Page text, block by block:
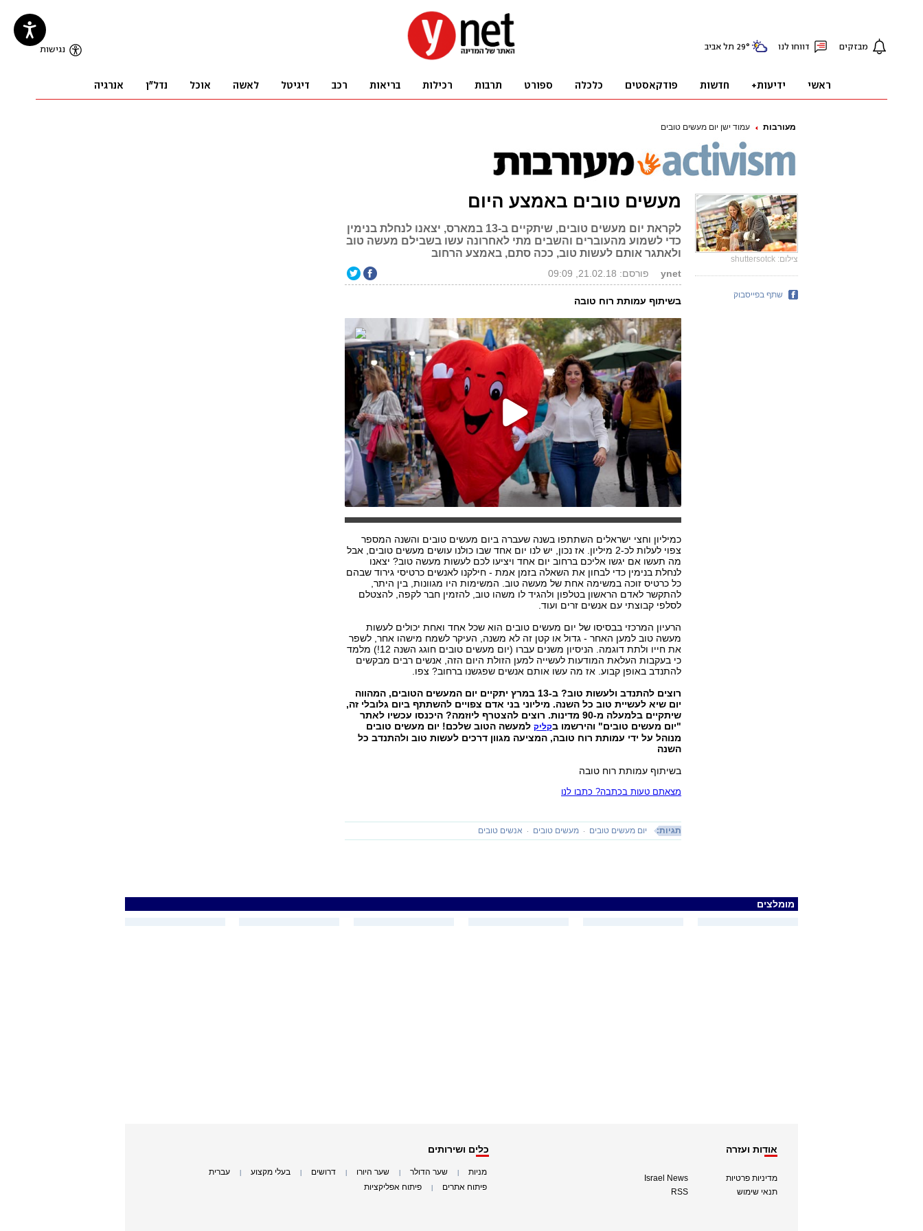
מעורבות עמוד ישן יום מעשים טובים
מעשים טובים באמצע היום
לקראת יום מעשים טובים, שיתקיים ב-13 במארס, יצאנו לנחלת בנימין
כדי לשמוע מהעוברים והשבים מתי לאחרונה עשו בשבילם מעשה טוב
ולאתגר אותם לעשות טוב, ככה סתם, באמצע הרחוב
ynet פורסם: 21.02.18, 09:09
בשיתוף עמותת רוח טובה
כמיליון וחצי ישראלים השתתפו בשנה שעברה ביום מעשים טובים והשנה המספר
צפוי לעלות לכ-2 מיליון. אז נכון, יש לנו יום אחד שבו כולנו עושים מעשים טובים, אבל
מה תעשו אם יגשו אליכם ברחוב יום אחד ויציעו לכם לעשות מעשה טוב? יצאנו
לנחלת בנימין כדי לבחון את השאלה בזמן אמת - חילקנו לאנשים כרטיסי גירוד שבהם
כל כרטיס זוכה במשימה אחת של מעשה טוב. המשימות היו מגוונות, בין היתר,
להתקשר לאדם הראשון בטלפון ולהגיד לו משהו טוב, להזמין חבר לקפה, להצטלם
לסלפי קבוצתי עם אנשים זרים ועוד.
הרעיון המרכזי בבסיסו של יום מעשים טובים הוא שכל אחד ואחת יכולים לעשות
מעשה טוב למען האחר - גדול או קטן זה לא משנה, העיקר לשמח מישהו אחר, לשפר
את חייו ולתת דוגמה. הניסיון משנים עברו (יום מעשים טובים חוגג השנה 12!) מלמד
כי בעקבות העלאת המודעות לעשייה למען הזולת היום הזה, אנשים רבים מבקשים
להתנדב באופן קבוע. אז מה עשו אותם אנשים שפגשנו ברחוב? צפו.
רוצים להתנדב ולעשות טוב? ב-13 במרץ יתקיים יום המעשים הטובים, המהווה
יום שיא לעשיית טוב כל השנה. מיליוני בני אדם צפויים להשתתף ביום גלובלי זה,
שיתקיים בלמעלה מ-90 מדינות. רוצים להצטרף ליוזמה? היכנסו עכשיו לאתר
"יום מעשים טובים" והירשמו בקליקלמעשה הטוב שלכם! יום מעשים טובים
מנוהל על ידי עמותת רוח טובה, המציעה מגוון דרכים לעשות טוב ולהתנדב כל
השנה
בשיתוף עמותת רוח טובה
מצאתם טעות בכתבה? כתבו לנו
תגיות: יום מעשים טובים מעשים טובים אנשים טובים
צילום: shuttersotck
שתף בפייסבוק
מומלצים
אודות ועזרה
מדיניות פרטיות
תנאי שימוש
Israel News
RSS
כלים ושירותים
מניות שער הדולר שער היורו דרושים בעלי מקצוע עברית
פיתוח אתרים פיתוח אפליקציות